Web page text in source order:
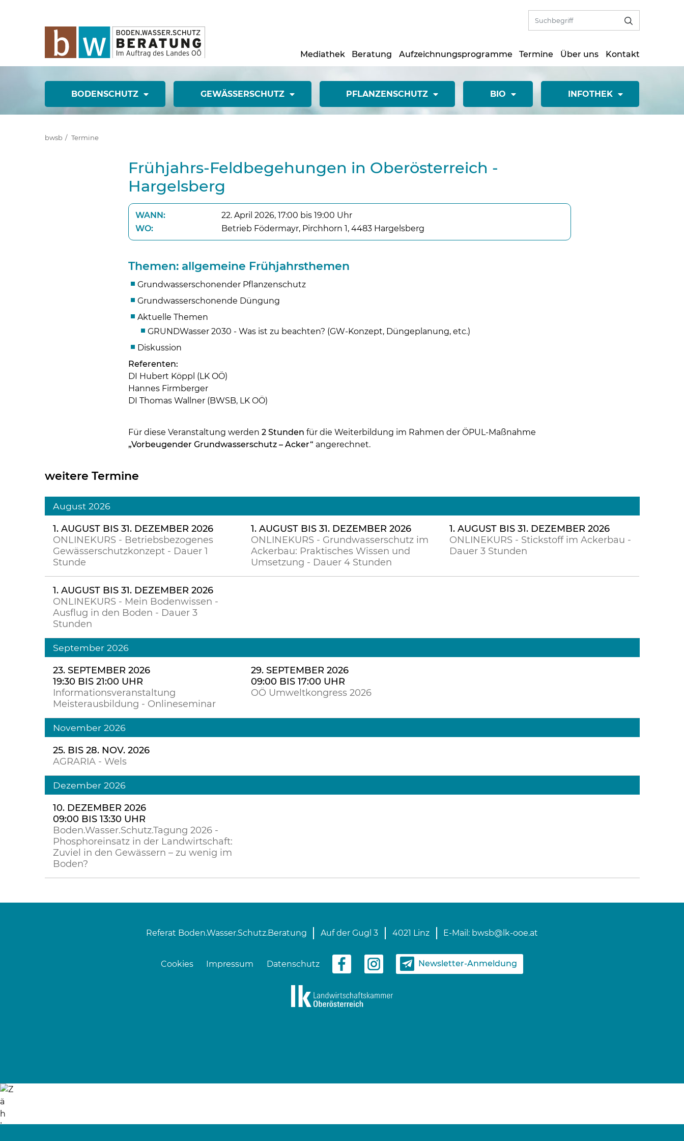
Mediathek Beratung Aufzeichnungsprogramme Termine Über uns Kontakt
BODENSCHUTZ GEWÄSSERSCHUTZ PFLANZENSCHUTZ BIO INFOTHEK
bwsb Termine
Frühjahrs-Feldbegehungen in Oberösterreich -
Hargelsberg
WANN:
22. April 2026, 17:00 bis 19:00 Uhr
WO:
Betrieb Födermayr, Pirchhorn 1, 4483 Hargelsberg
Themen: allgemeine Frühjahrsthemen
Grundwasserschonender Pflanzenschutz
Grundwasserschonende Düngung
Aktuelle Themen
GRUNDWasser 2030 - Was ist zu beachten? (GW-Konzept, Düngeplanung, etc.)
Diskussion
Referenten:
DI Hubert Köppl (LK OÖ)
Hannes Firmberger
DI Thomas Wallner (BWSB, LK OÖ)
Für diese Veranstaltung werden2 Stunden für die Weiterbildung im Rahmen der ÖPUL-Maßnahme
„Vorbeugender Grundwasserschutz – Acker“ angerechnet.
weitere Termine
August 2026
1. AUGUST BIS 31. DEZEMBER 2026
ONLINEKURS - Betriebsbezogenes
Gewässerschutzkonzept - Dauer 1
Stunde
1. AUGUST BIS 31. DEZEMBER 2026
ONLINEKURS - Grundwasserschutz im
Ackerbau: Praktisches Wissen und
Umsetzung - Dauer 4 Stunden
1. AUGUST BIS 31. DEZEMBER 2026
ONLINEKURS - Stickstoff im Ackerbau -
Dauer 3 Stunden
1. AUGUST BIS 31. DEZEMBER 2026
ONLINEKURS - Mein Bodenwissen -
Ausflug in den Boden - Dauer 3
Stunden
September 2026
23. SEPTEMBER 2026
19:30 BIS 21:00 UHR
Informationsveranstaltung
Meisterausbildung - Onlineseminar
29. SEPTEMBER 2026
09:00 BIS 17:00 UHR
OÖ Umweltkongress 2026
November 2026
25. BIS 28. NOV. 2026
AGRARIA - Wels
Dezember 2026
10. DEZEMBER 2026
09:00 BIS 13:30 UHR
Boden.Wasser.Schutz.Tagung 2026 -
Phosphoreinsatz in der Landwirtschaft:
Zuviel in den Gewässern – zu wenig im
Boden?
Referat Boden.Wasser.Schutz.Beratung Auf der Gugl 3 4021 Linz E-Mail: bwsb@lk-ooe.at
Cookies Impressum Datenschutz Newsletter-Anmeldung